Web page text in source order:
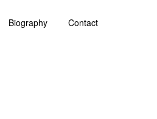
Biography Contact